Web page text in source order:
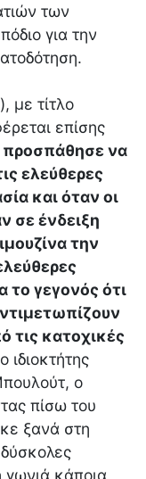
των
για την
με τίτλο
επίσης
προσπάθησε να
ελεύθερες
και όταν οι
σε ένδειξη
την
το γεγονός ότι
τις κατοχικές
ιδιοκτήτης
ο
πίσω του
ξανά στη
γωνιά κάποια